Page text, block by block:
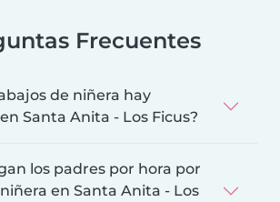
Frecuentes
de niñera hay
Santa Anita - Los Ficus?
los padres por hora por
en Santa Anita - Los